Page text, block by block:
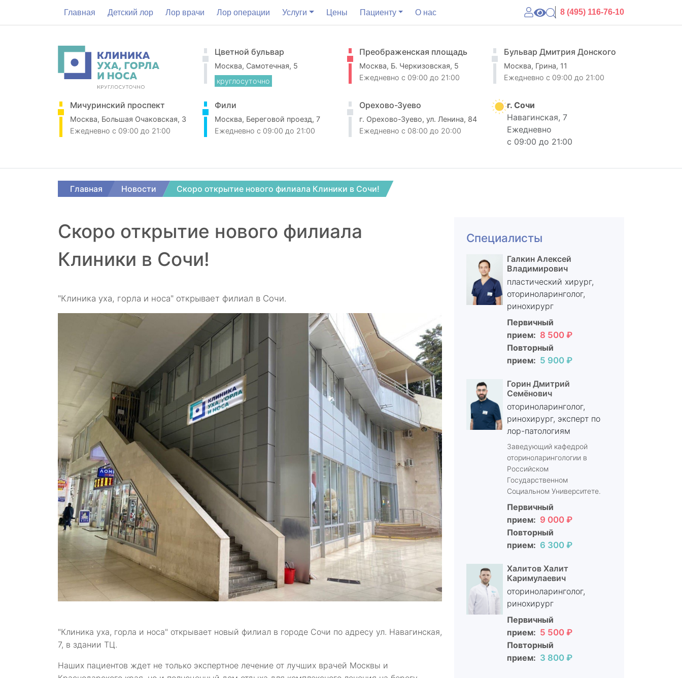
Главная Детский лор Лор врачи Лор операции Услуги Цены Пациенту О нас 8 (495) 116-76-10
Цветной бульвар
Москва, Самотечная, 5
круглосуточно
Преображенская площадь
Москва, Б. Черкизовская, 5
Ежедневно c 09:00 до 21:00
Бульвар Дмитрия Донского
Москва, Грина, 11
Ежедневно c 09:00 до 21:00
Мичуринский проспект
Москва, Большая Очаковская, 3
Ежедневно c 09:00 до 21:00
Фили
Москва, Береговой проезд, 7
Ежедневно c 09:00 до 21:00
Орехово-Зуево
г. Орехово-Зуево, ул. Ленина, 84
Ежедневно c 08:00 до 20:00
г. Сочи
Навагинская, 7
Ежедневно
с 09:00 до 21:00
Главная Новости Скоро открытие нового филиала Клиники в Сочи!
Скоро открытие нового филиала
Клиники в Сочи!
"Клиника уха, горла и носа" открывает филиал в Сочи.
"Клиника уха, горла и носа" открывает новый филиал в городе Сочи по адресу ул. Навагинская,
7, в здании ТЦ.
Наших пациентов ждет не только экспертное лечение от лучших врачей Москвы и
Специалисты
Галкин Алексей
Владимирович
пластический хирург,
оториноларинголог,
ринохирург
Первичный
прием: 8 500 ₽
Повторный
прием: 5 900 ₽
Горин Дмитрий
Семёнович
оториноларинголог,
ринохирург, эксперт по
лор-патологиям
Заведующий кафедрой
оториноларингологии в
Российском
Государственном
Социальном Университете.
Первичный
прием: 9 000 ₽
Повторный
прием: 6 300 ₽
Халитов Халит
Каримулаевич
оториноларинголог,
ринохирург
Первичный
прием: 5 500 ₽
Повторный
прием: 3 800 ₽